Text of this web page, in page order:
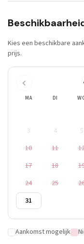
Kies een beschikbare
prijs.
MA DI
3
4 5
10
11
17
18
24
25
31
Aankomst mogelijk